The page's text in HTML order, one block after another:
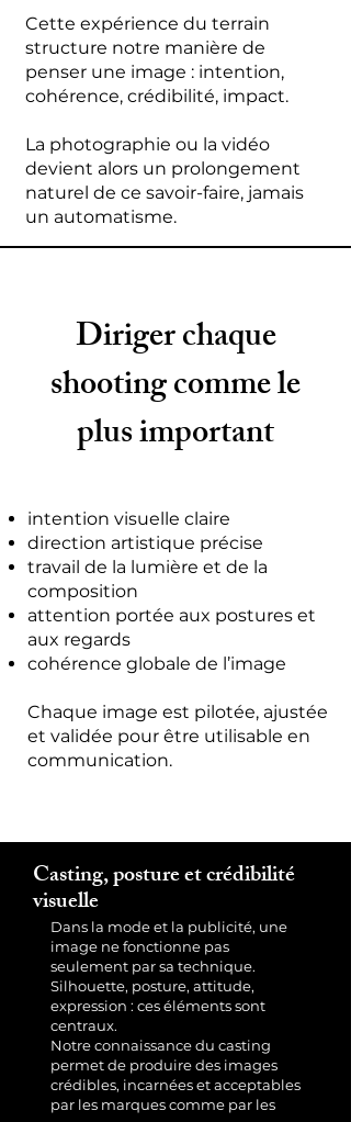
Cette expérience du terrain
structure notre manière de
penser une image : intention,
cohérence, crédibilité, impact.
La photographie ou la vidéo
devient alors un prolongement
naturel de ce savoir-faire, jamais
un automatisme.
Diriger chaque
shooting comme le
plus important
intention visuelle claire
direction artistique précise
travail de la lumière et de la
composition
attention portée aux postures et
aux regards
cohérence globale de l’image
Chaque image est pilotée, ajustée
et validée pour être utilisable en
communication.
Casting, posture et crédibilité
visuelle
Dans la mode et la publicité, une
image ne fonctionne pas
seulement par sa technique.
Silhouette, posture, attitude,
expression : ces éléments sont
centraux.
Notre connaissance du casting
permet de produire des images
crédibles, incarnées et acceptables
par les marques comme par les